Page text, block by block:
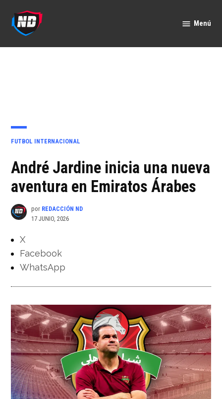
contenido
Menú
PUBLICADO
FUTBOL INTERNACIONAL
André Jardine inicia una nueva
aventura en Emiratos Árabes
por REDACCIÓN ND
17 JUNIO, 2026
X
Facebook
WhatsApp